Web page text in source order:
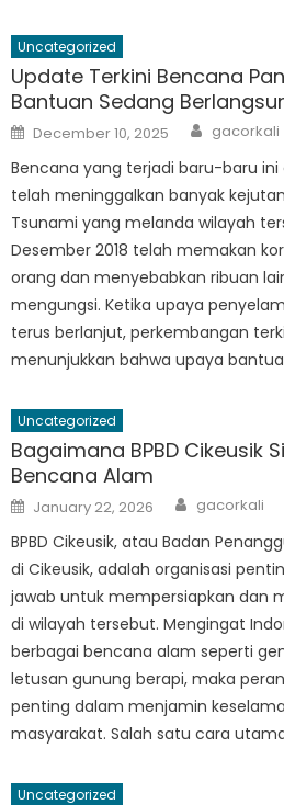
Uncategorized
Update Terkini Bencana
Bantuan Sedang
Posted
on
December 10, 2025 Author
gacorkali
Bencana yang terjadi baru-baru ini
telah meninggalkan banyak
Tsunami yang melanda wilayah
Desember 2018 telah memakan
orang dan menyebabkan ribuan
mengungsi. Ketika upaya
terus berlanjut, perkembangan
menunjukkan bahwa upaya
Uncategorized
Bagaimana BPBD Cikeusik
Bencana Alam
Posted
on
January 22, 2026 Author
gacorkali
BPBD Cikeusik, atau Badan
di Cikeusik, adalah organisasi
jawab untuk mempersiapkan dan
di wilayah tersebut. Mengingat
berbagai bencana alam seperti
letusan gunung berapi, maka peran
penting dalam menjamin
masyarakat. Salah satu cara
Uncategorized